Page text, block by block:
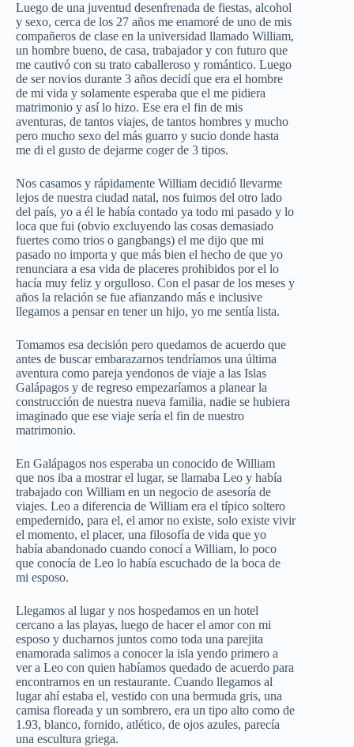
Luego de una juventud desenfrenada de fiestas, alcohol
y sexo, cerca de los 27 años me enamoré de uno de mis
compañeros de clase en la universidad llamado William,
un hombre bueno, de casa, trabajador y con futuro que
me cautivó con su trato caballeroso y romántico. Luego
de ser novios durante 3 años decidí que era el hombre
de mi vida y solamente esperaba que el me pidiera
matrimonio y así lo hizo. Ese era el fin de mis
aventuras, de tantos viajes, de tantos hombres y mucho
pero mucho sexo del más guarro y sucio donde hasta
me di el gusto de dejarme coger de 3 tipos.
Nos casamos y rápidamente William decidió llevarme
lejos de nuestra ciudad natal, nos fuimos del otro lado
del país, yo a él le había contado ya todo mi pasado y lo
loca que fui (obvio excluyendo las cosas demasiado
fuertes como trios o gangbangs) el me dijo que mi
pasado no importa y que más bien el hecho de que yo
renunciara a esa vida de placeres prohibidos por el lo
hacía muy feliz y orgulloso. Con el pasar de los meses y
años la relación se fue afianzando más e inclusive
llegamos a pensar en tener un hijo, yo me sentía lista.
Tomamos esa decisión pero quedamos de acuerdo que
antes de buscar embarazarnos tendríamos una última
aventura como pareja yendonos de viaje a las Islas
Galápagos y de regreso empezaríamos a planear la
construcción de nuestra nueva familia, nadie se hubiera
imaginado que ese viaje sería el fin de nuestro
matrimonio.
En Galápagos nos esperaba un conocido de William
que nos iba a mostrar el lugar, se llamaba Leo y había
trabajado con William en un negocio de asesoría de
viajes. Leo a diferencia de William era el típico soltero
empedernido, para el, el amor no existe, solo existe vivir
el momento, el placer, una filosofía de vida que yo
había abandonado cuando conocí a William, lo poco
que conocía de Leo lo había escuchado de la boca de
mi esposo.
Llegamos al lugar y nos hospedamos en un hotel
cercano a las playas, luego de hacer el amor con mi
esposo y ducharnos juntos como toda una parejita
enamorada salimos a conocer la isla yendo primero a
ver a Leo con quien habíamos quedado de acuerdo para
encontrarnos en un restaurante. Cuando llegamos al
lugar ahí estaba el, vestido con una bermuda gris, una
camisa floreada y un sombrero, era un tipo alto como de
1.93, blanco, fornido, atlético, de ojos azules, parecía
una escultura griega.